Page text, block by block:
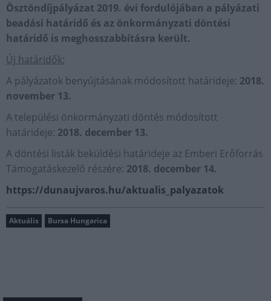
Ösztöndíjpályázat 2019. évi fordulójában a pályázati
beadási határidő és az önkormányzati döntési
határidő is meghosszabbításra került.
Új határidők:
A pályázatok benyújtásának módosított határideje: 2018.
november 13.
A települési önkormányzati döntés módosított
határideje: 2018. december 13.
A döntési listák beküldési határideje az Emberi Erőforrás
Támogatáskezelő részére: 2018. december 14.
https://dunaujvaros.hu/aktualis_palyazatok
Aktuális Bursa Hungarica